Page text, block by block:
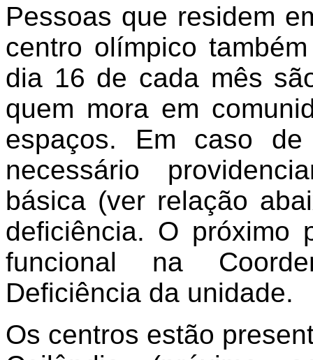
Pessoas que residem
centro olímpico
dia 16 de cada mês
quem mora em
espaços. Em caso
necessário
básica (ver relação
deficiência. O próximo
funcional na
Deficiência da unidade.
Os centros estão